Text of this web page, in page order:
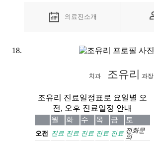
의료진소개
치과 조유리 과장
조유리 진료일정표로 요일별 오
전, 오후 진료일정 안내
월 화 수 목 금 토
오전 진료 진료 진료 진료 진료 전화문
의